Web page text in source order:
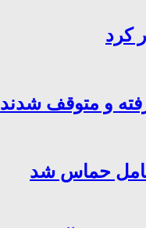
کرد
و متوقف شدند
حماس شد